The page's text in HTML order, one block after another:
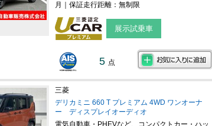
月｜保証走行距離：無制限
展示試乗車
5 点
三菱
デリカミニ 660 T プレミアム 4WD ワンオーナ
ー ディスプレイオーディオ
電気自動車・PHEVなど、コンパクトカー・ハッ